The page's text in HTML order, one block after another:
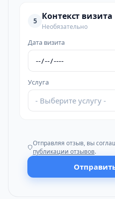
5 Контекст визита
Необязательно
Дата визита
Услуга
- Выберите услугу -
Отправляя отзыв, вы
публикации отзывов.